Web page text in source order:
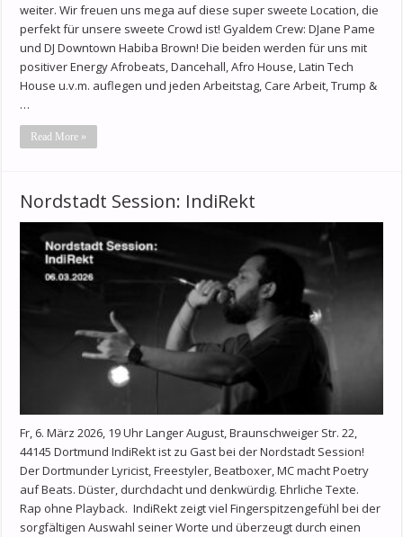
weiter. Wir freuen uns mega auf diese super sweete Location, die
perfekt für unsere sweete Crowd ist! Gyaldem Crew: DJane Pame
und DJ Downtown Habiba Brown! Die beiden werden für uns mit
positiver Energy Afrobeats, Dancehall, Afro House, Latin Tech
House u.v.m. auflegen und jeden Arbeitstag, Care Arbeit, Trump &
…
Read More »
Nordstadt Session: IndiRekt
Fr, 6. März 2026, 19 Uhr Langer August, Braunschweiger Str. 22,
44145 Dortmund IndiRekt ist zu Gast bei der Nordstadt Session!
Der Dortmunder Lyricist, Freestyler, Beatboxer, MC macht Poetry
auf Beats. Düster, durchdacht und denkwürdig. Ehrliche Texte.
Rap ohne Playback. IndiRekt zeigt viel Fingerspitzengefühl bei der
sorgfältigen Auswahl seiner Worte und überzeugt durch einen